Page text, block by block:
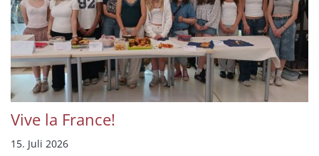
Vive la France!
15. Juli 2026